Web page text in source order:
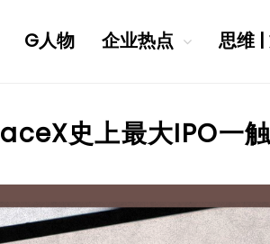
G人物 企业热点 思维 |
史上最大IPO一